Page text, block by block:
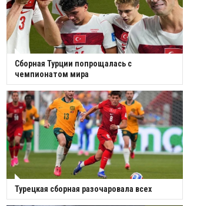
Сборная Турции попрощалась с
чемпионатом мира
Турецкая сборная разочаровала всех